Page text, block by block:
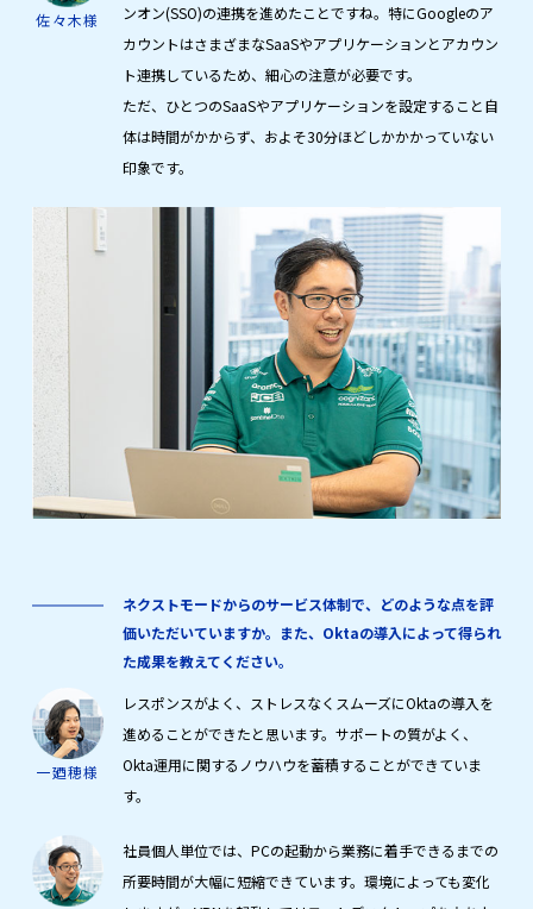
佐々木様
ンオン(SSO)の連携を進めたことですね。特にGoogleのア
カウントはさまざまなSaaSやアプリケーションとアカウン
ト連携しているため、細心の注意が必要です。
ただ、ひとつのSaaSやアプリケーションを設定すること自
体は時間がかからず、およそ30分ほどしかかかっていない
印象です。
ネクストモードからのサービス体制で、どのような点を評
価いただいていますか。また、Oktaの導入によって得られ
た成果を教えてください。
一廼穂様
レスポンスがよく、ストレスなくスムーズにOktaの導入を
進めることができたと思います。サポートの質がよく、
Okta運用に関するノウハウを蓄積することができていま
す。
社員個人単位では、PCの起動から業務に着手できるまでの
所要時間が大幅に短縮できています。環境によっても変化